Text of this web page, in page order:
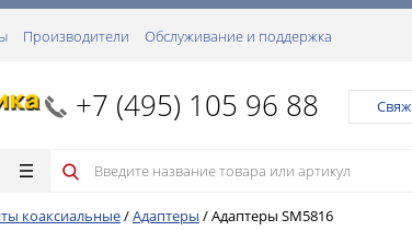
Производители Обслуживание и поддержка
+7 (495) 105 96 88
коаксиальные/Адаптеры /Адаптеры SM5816